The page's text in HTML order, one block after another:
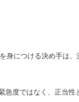
身につける決め手は、
度ではなく、 正当性